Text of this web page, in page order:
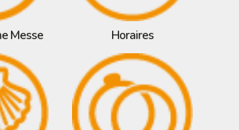
Messe Horaires